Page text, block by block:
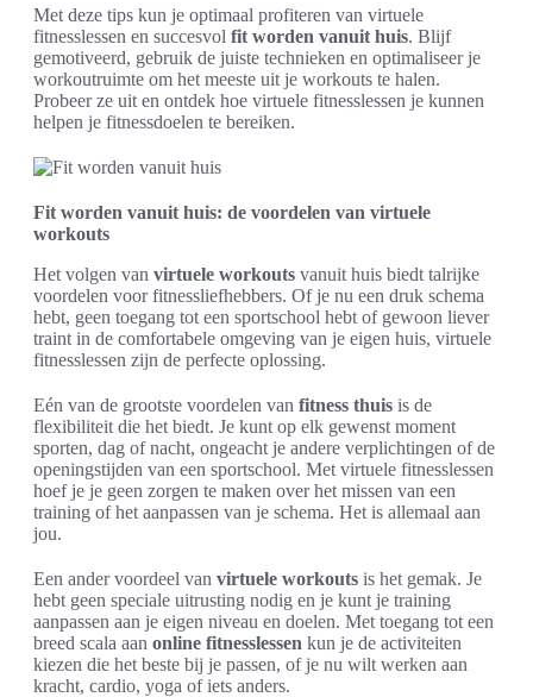
Met deze tips kun je optimaal profiteren van virtuele
fitnesslessen en succesvol fit worden vanuit huis. Blijf
gemotiveerd, gebruik de juiste technieken en optimaliseer je
workoutruimte om het meeste uit je workouts te halen.
Probeer ze uit en ontdek hoe virtuele fitnesslessen je kunnen
helpen je fitnessdoelen te bereiken.
Fit worden vanuit huis: de voordelen van virtuele
workouts
Het volgen van virtuele workouts vanuit huis biedt talrijke
voordelen voor fitnessliefhebbers. Of je nu een druk schema
hebt, geen toegang tot een sportschool hebt of gewoon liever
traint in de comfortabele omgeving van je eigen huis, virtuele
fitnesslessen zijn de perfecte oplossing.
Eén van de grootste voordelen van fitness thuis is de
flexibiliteit die het biedt. Je kunt op elk gewenst moment
sporten, dag of nacht, ongeacht je andere verplichtingen of de
openingstijden van een sportschool. Met virtuele fitnesslessen
hoef je je geen zorgen te maken over het missen van een
training of het aanpassen van je schema. Het is allemaal aan
jou.
Een ander voordeel van virtuele workouts is het gemak. Je
hebt geen speciale uitrusting nodig en je kunt je training
aanpassen aan je eigen niveau en doelen. Met toegang tot een
breed scala aan online fitnesslessen kun je de activiteiten
kiezen die het beste bij je passen, of je nu wilt werken aan
kracht, cardio, yoga of iets anders.